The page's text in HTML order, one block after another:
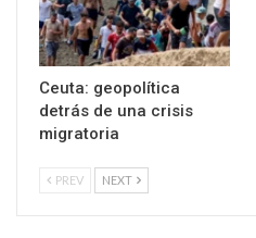
Ceuta: geopolítica
detrás de una crisis
migratoria
PREV NEXT